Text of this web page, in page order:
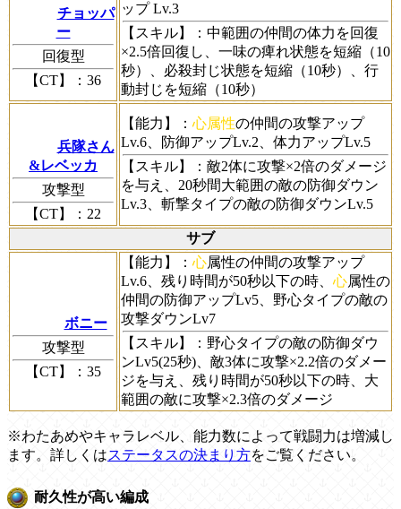
チョッパ
ー
回復型
【CT】
：36
ップ Lv.3
【スキル】
：中範囲の仲間の体力を回復
×2.5倍回復し、一味の痺れ状態を短縮（10
秒）、必殺封じ状態を短縮（10秒）、行
動封じを短縮（10秒）
兵隊さん
&レベッカ
攻撃型
【CT】
：22
【能力】 ： 心属性の仲間の攻撃アップ
Lv.6、防御アップLv.2、体力アップLv.5
【スキル】
：敵2体に攻撃×2倍のダメージ
を与え、20秒間大範囲の敵の防御ダウン
Lv.3、斬撃タイプの敵の防御ダウンLv.5
サブ
ボニー
攻撃型
【CT】
：35
【能力】 ： 心属性の仲間の攻撃アップ
Lv.6、残り時間が50秒以下の時、 心属性の
仲間の防御アップLv5、野心タイプの敵の
攻撃ダウンLv7
【スキル】
：野心タイプの敵の防御ダウ
ンLv5(25秒)、敵3体に攻撃×2.2倍のダメー
ジを与え、残り時間が50秒以下の時、大
範囲の敵に攻撃×2.3倍のダメージ
※わたあめやキャラレベル、能力数によって戦闘力は増減し
ます。詳しくはステータスの決まり方をご覧ください。
耐久性が高い編成